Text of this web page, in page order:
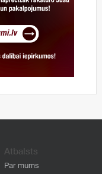
Atbalsts
Par mums